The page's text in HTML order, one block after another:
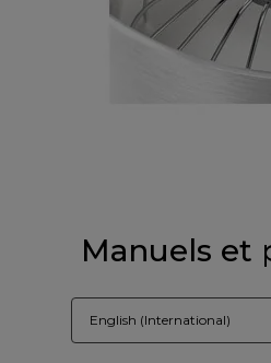
Manuels et
English (International)